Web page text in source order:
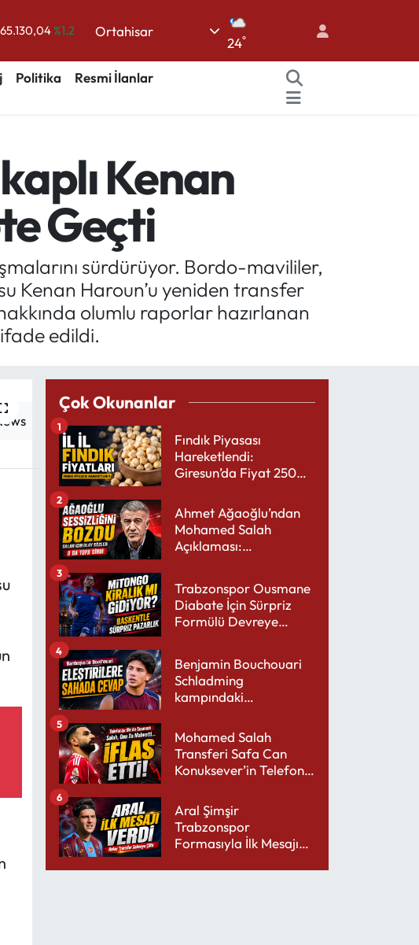
65.130,04%1.2
47,7106%0.17
55,1652 %0.27
13.773 %-19
Ortahisar
24°
Politika
Resmi İlanlar
Kenan
Geçti
sürdürüyor. Bordo-mavililer,
Kenan Haroun’u yeniden transfer
olumlu raporlar hazırlanan
edildi.
Çok Okunanlar
Fındık Piyasası
Hareketlendi:
Giresun’da Fiyat 250
1
Ahmet Ağaoğlu’ndan
Mohamed Salah
Açıklaması:
2
Trabzonspor Ousmane
Diabate İçin Sürpriz
Formülü Devreye
3
Benjamin Bouchouari
Schladming
kampındaki
4
Mohamed Salah
Transferi Safa Can
Konuksever’in Telefon
5
Aral Şimşir
Trabzonspor
Formasıyla İlk Mesajını
6